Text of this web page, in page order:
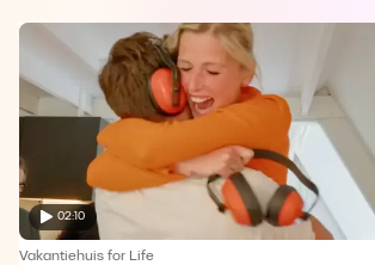
02:10
Vakantiehuis for Life